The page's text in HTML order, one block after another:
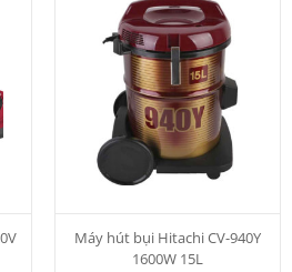
Máy hút bụi Hitachi CV-940Y
1600W 15L